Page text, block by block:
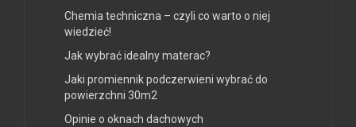
Chemia techniczna – czyli co warto o niej
wiedzieć!
Jak wybrać idealny materac?
Jaki promiennik podczerwieni wybrać do
powierzchni 30m2
Opinie o oknach dachowych